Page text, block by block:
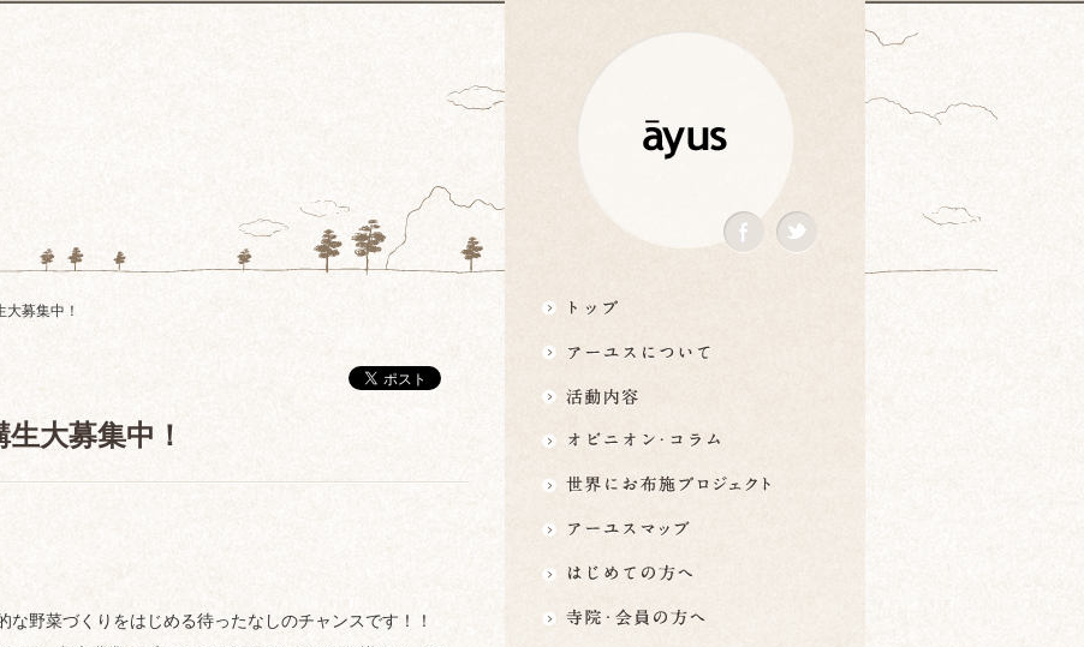
募集中！
大募集中！
野菜づくりをはじめる待ったなしのチャンスです！！